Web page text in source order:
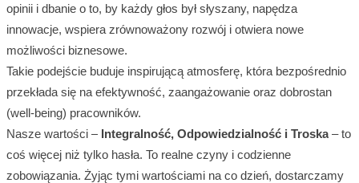
opinii i dbanie o to, by każdy głos był słyszany, napędza
innowacje, wspiera zrównoważony rozwój i otwiera nowe
możliwości biznesowe.
Takie podejście buduje inspirującą atmosferę, która bezpośrednio
przekłada się na efektywność, zaangażowanie oraz dobrostan
(well-being) pracowników.
Nasze wartości – Integralność, Odpowiedzialność i Troska – to
coś więcej niż tylko hasła. To realne czyny i codzienne
zobowiązania. Żyjąc tymi wartościami na co dzień, dostarczamy